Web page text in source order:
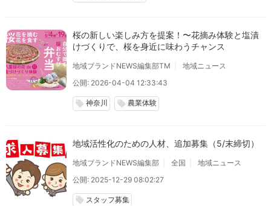
桜の新しい楽しみ方を提案！〜花摘み体験と塩漬
けづくりで、桜を身近に味わうチャンス
地域ブランドNEWS編集部TM
地域ニュース
公開: 2026-04-04 12:33:43
local_offer 神奈川 local_offer 農業体験
地域活性化のための人材、追加募集（5/末締切）
地域ブランドNEWS編集部 全国
地域ニュース
公開: 2025-12-29 08:02:27
local_offer スタッフ募集